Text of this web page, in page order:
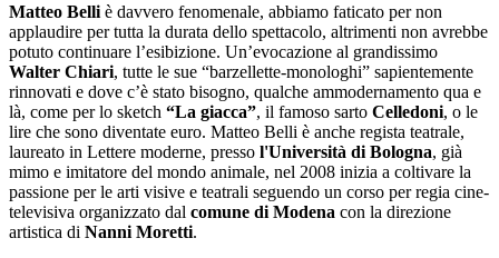
Matteo Belli è davvero fenomenale, abbiamo faticato per non
applaudire per tutta la durata dello spettacolo, altrimenti non avrebbe
potuto continuare l’esibizione. Un’evocazione al grandissimo
Walter Chiari, tutte le sue “barzellette-monologhi” sapientemente
rinnovati e dove c’è stato bisogno, qualche ammodernamento qua e
là, come per lo sketch “La giacca”, il famoso sarto Celledoni, o le
lire che sono diventate euro. Matteo Belli è anche regista teatrale,
laureato in Lettere moderne, presso l'Università di Bologna, già
mimo e imitatore del mondo animale, nel 2008 inizia a coltivare la
passione per le arti visive e teatrali seguendo un corso per regia cine-
televisiva organizzato dal comune di Modena con la direzione
artistica di Nanni Moretti.